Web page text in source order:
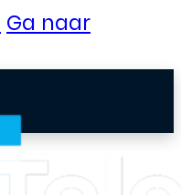
Ga naar